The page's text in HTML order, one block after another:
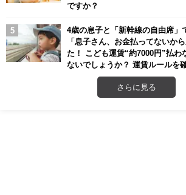
ですか？
4歳の息子と「新幹線の自由席」
「息子さん、お金払ってないか
た！ こども運賃“約7000円”払わ
ないでしょうか？ 運賃ルールを
さらに見る